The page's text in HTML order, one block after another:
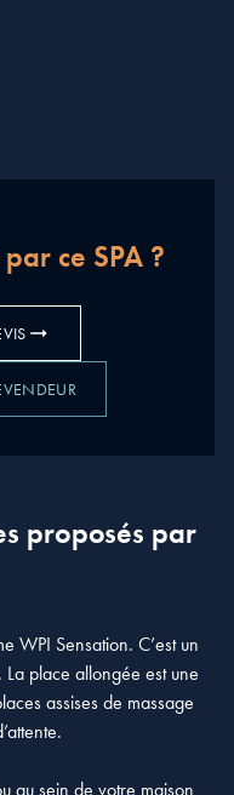
ce SPA ?
WPI Sensation. C’est un
place allongée est une
assises de massage
au sein de votre maison